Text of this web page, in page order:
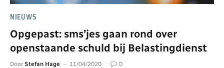
NIEUWS
Opgepast: sms’jes gaan rond over
openstaande schuld bij Belastingdienst
Door Stefan Hage 11/04/2020 0